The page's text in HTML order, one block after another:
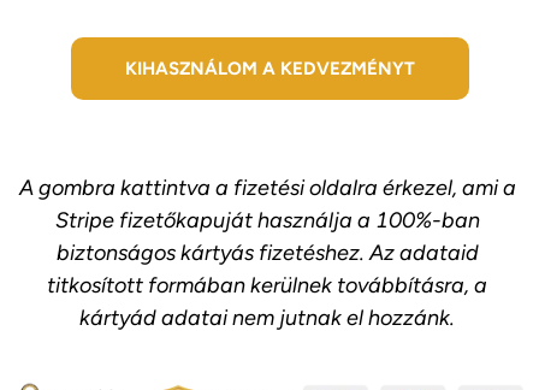
KIHASZNÁLOM A KEDVEZMÉNYT
A gombra kattintva a fizetési oldalra érkezel, ami a
Stripe fizetőkapuját használja a 100%-ban
biztonságos kártyás fizetéshez. Az adataid
titkosított formában kerülnek továbbításra, a
kártyád adatai nem jutnak el hozzánk.